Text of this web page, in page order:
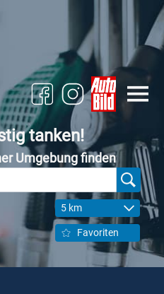
tanken!
Umgebung finden
5 km
Favoriten